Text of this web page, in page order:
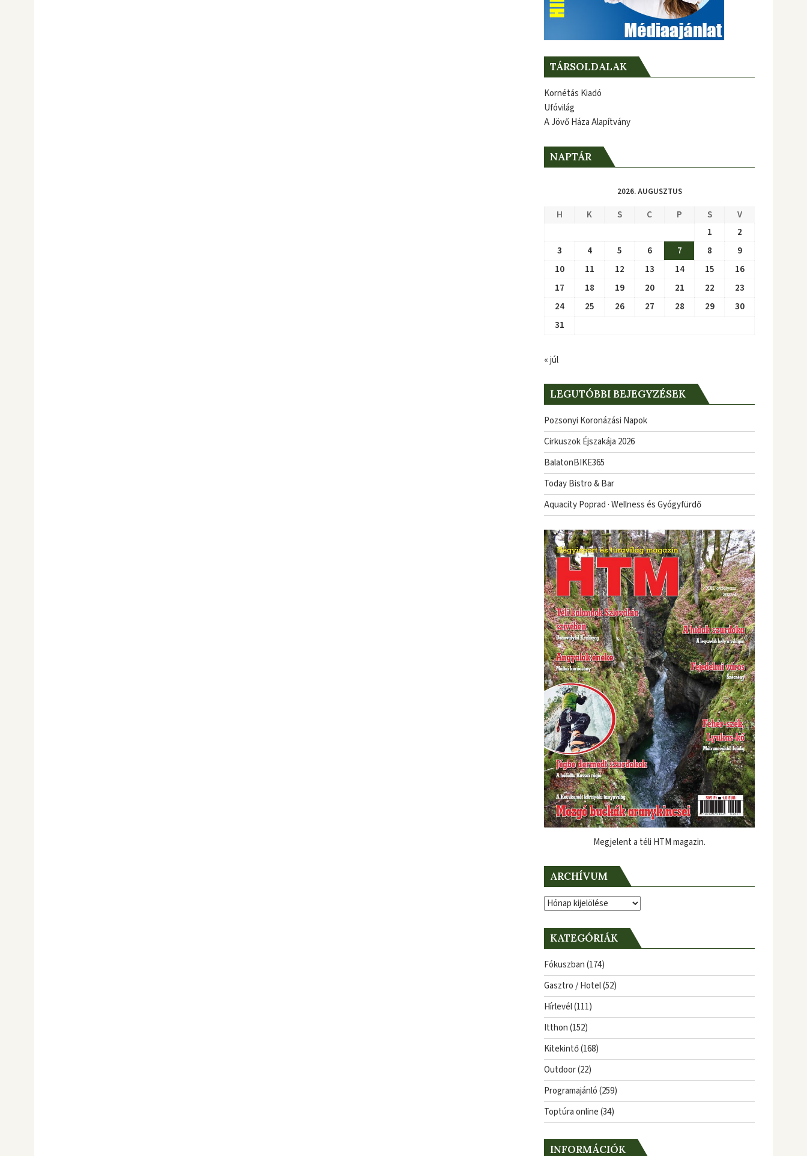
TÁRSOLDALAK
Kornétás Kiadó
Ufóvilág
A Jövő Háza Alapítvány
NAPTÁR
2026. AUGUSZTUS
H K S C P S
V
1
2
3
4 5 6 7 8
9
10
11 12 13 14 15
16
17
18 19 20 21 22
23
24
25 26 27 28 29
30
31
« júl
LEGUTÓBBI BEJEGYZÉSEK
Pozsonyi Koronázási Napok
Cirkuszok Éjszakája 2026
BalatonBIKE365
Today Bistro & Bar
Aquacity Poprad · Wellness és Gyógyfürdő
Megjelent a téli HTM magazin.
ARCHÍVUM
Archívum
KATEGÓRIÁK
Fókuszban(174)
Gasztro / Hotel(52)
Hírlevél(111)
Itthon(152)
Kitekintő(168)
Outdoor(22)
Programajánló(259)
Toptúra online(34)
INFORMÁCIÓK